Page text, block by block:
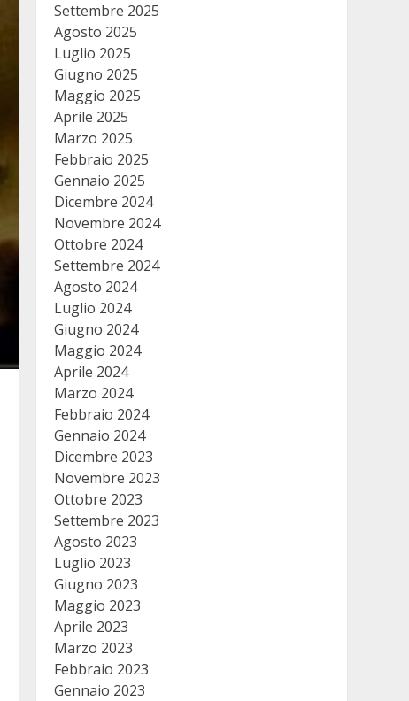
Settembre 2025
Agosto 2025
Luglio 2025
Giugno 2025
Maggio 2025
Aprile 2025
Marzo 2025
Febbraio 2025
Gennaio 2025
Dicembre 2024
Novembre 2024
Ottobre 2024
Settembre 2024
Agosto 2024
Luglio 2024
Giugno 2024
Maggio 2024
Aprile 2024
Marzo 2024
Febbraio 2024
Gennaio 2024
Dicembre 2023
Novembre 2023
Ottobre 2023
Settembre 2023
Agosto 2023
Luglio 2023
Giugno 2023
Maggio 2023
Aprile 2023
Marzo 2023
Febbraio 2023
Gennaio 2023